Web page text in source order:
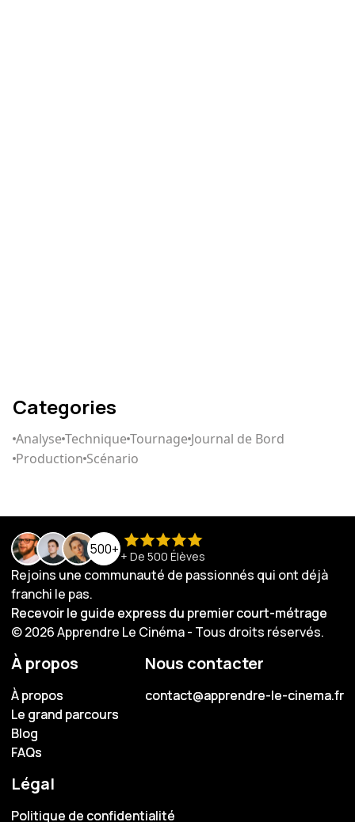
Categories
AnalyseTechniqueTournage Journal de Bord
Production Scénario
500+ + De 500 Élèves
Rejoins une communauté de passionnés qui ont déjà
franchi le pas.
Recevoir le guide express du premier court-métrage
Recevoir le guide express du premier court-métrage
© 2026 Apprendre Le Cinéma - Tous droits réservés.
À propos
À propos
À propos
Le grand parcours
Le grand parcours
Blog
Blog
FAQs
FAQs
Nous contacter
contact@apprendre-le-cinema.fr
contact@apprendre-le-cinema.fr
Légal
Politique de confidentialité
Politique de confidentialité